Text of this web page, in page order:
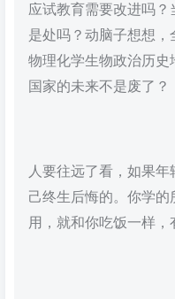
应试教育需要改进吗
是处吗？动脑子想想
物理化学生物政治历史
国家的未来不是废了？
人要往远了看，如果
己终生后悔的。你学
用，就和你吃饭一样，